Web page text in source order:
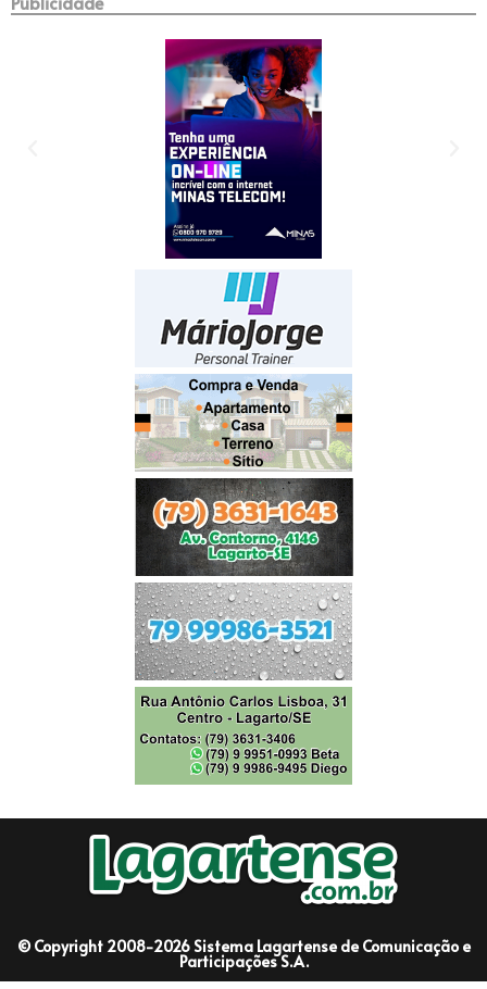
© Copyright 2008-2026 Sistema Lagartense de Comunicação e
Participações S.A.